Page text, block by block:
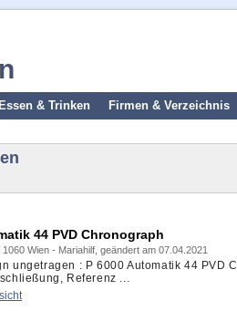
Essen & Trinken Firmen & Verzeichnis
44 PVD Chronograph
1060 Wien - Mariahilf, geändert am 07.04.2021
ungetragen : P 6000 Automatik 44 PVD
Referenz ...